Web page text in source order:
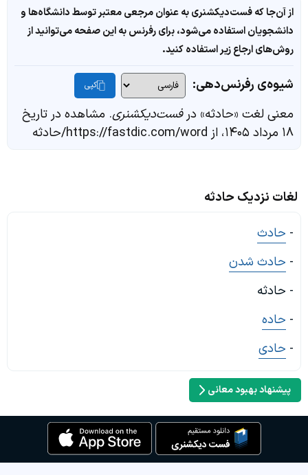
از آن‌جا که فست‌دیکشنری به عنوان مرجعی معتبر توسط دانشگاه‌ها و
دانشجویان استفاده می‌شود، برای رفرنس به این صفحه می‌توانید از
روش‌های ارجاع زیر استفاده کنید.
شیوه‌ی رفرنس‌دهی: کپی
معنی لغت «حادثه» درفست‌دیکشنری. مشاهده در تاریخ
۱۸ مرداد ۱۴۰۵، از https://fastdic.com/word/حادثه
لغات نزدیک حادثه
- حادث
- حادث شدن
- حادثه
- حاده
- حادی
پیشنهاد بهبود معانی